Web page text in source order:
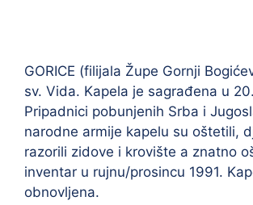
GORICE (filijala Župe Gornji
sv. Vida. Kapela je sagrađena u
Pripadnici pobunjenih Srba i
narodne armije kapelu su oštetili,
razorili zidove i krovište a znatno
inventar u rujnu/prosincu 1991.
obnovljena.